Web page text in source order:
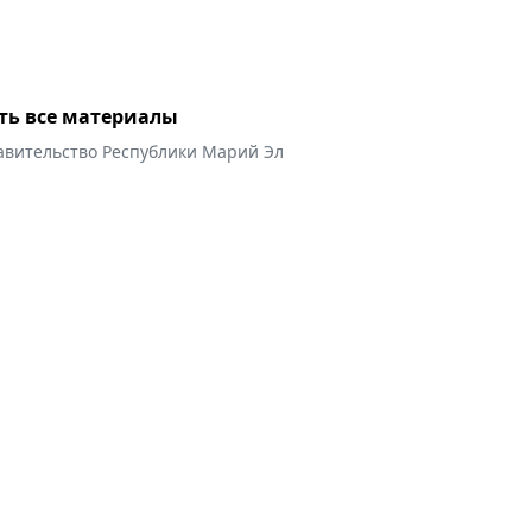
все материалы
Республики Марий Эл